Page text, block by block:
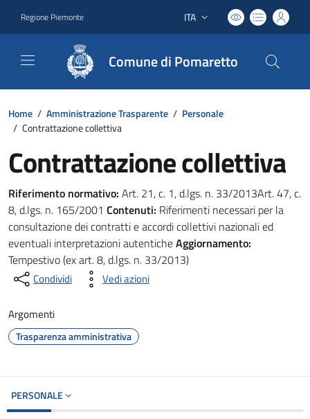
Regione Piemonte Lingua attiva:
ITA
Comune di Pomaretto
Home / Amministrazione Trasparente / Personale
/ Contrattazione collettiva
Contrattazione collettiva
Riferimento normativo: Art. 21, c. 1, d.lgs. n. 33/2013Art. 47, c.
8, d.lgs. n. 165/2001 Contenuti: Riferimenti necessari per la
consultazione dei contratti e accordi collettivi nazionali ed
eventuali interpretazioni autenticheAggiornamento:
Tempestivo (ex art. 8, d.lgs. n. 33/2013)
Condividi Vedi azioni
Argomenti
Trasparenza amministrativa
PERSONALE